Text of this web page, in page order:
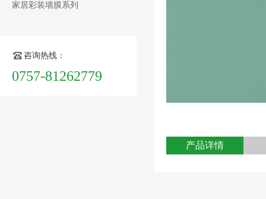
家居彩装墙膜系列
咨询热线：
0757-81262779
产品详情